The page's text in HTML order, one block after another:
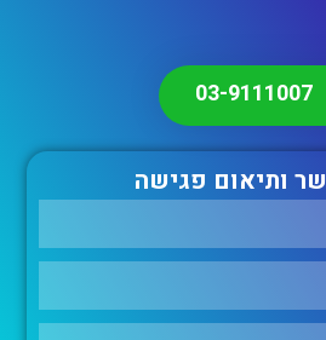
03-9111007
ותיאום פגישה